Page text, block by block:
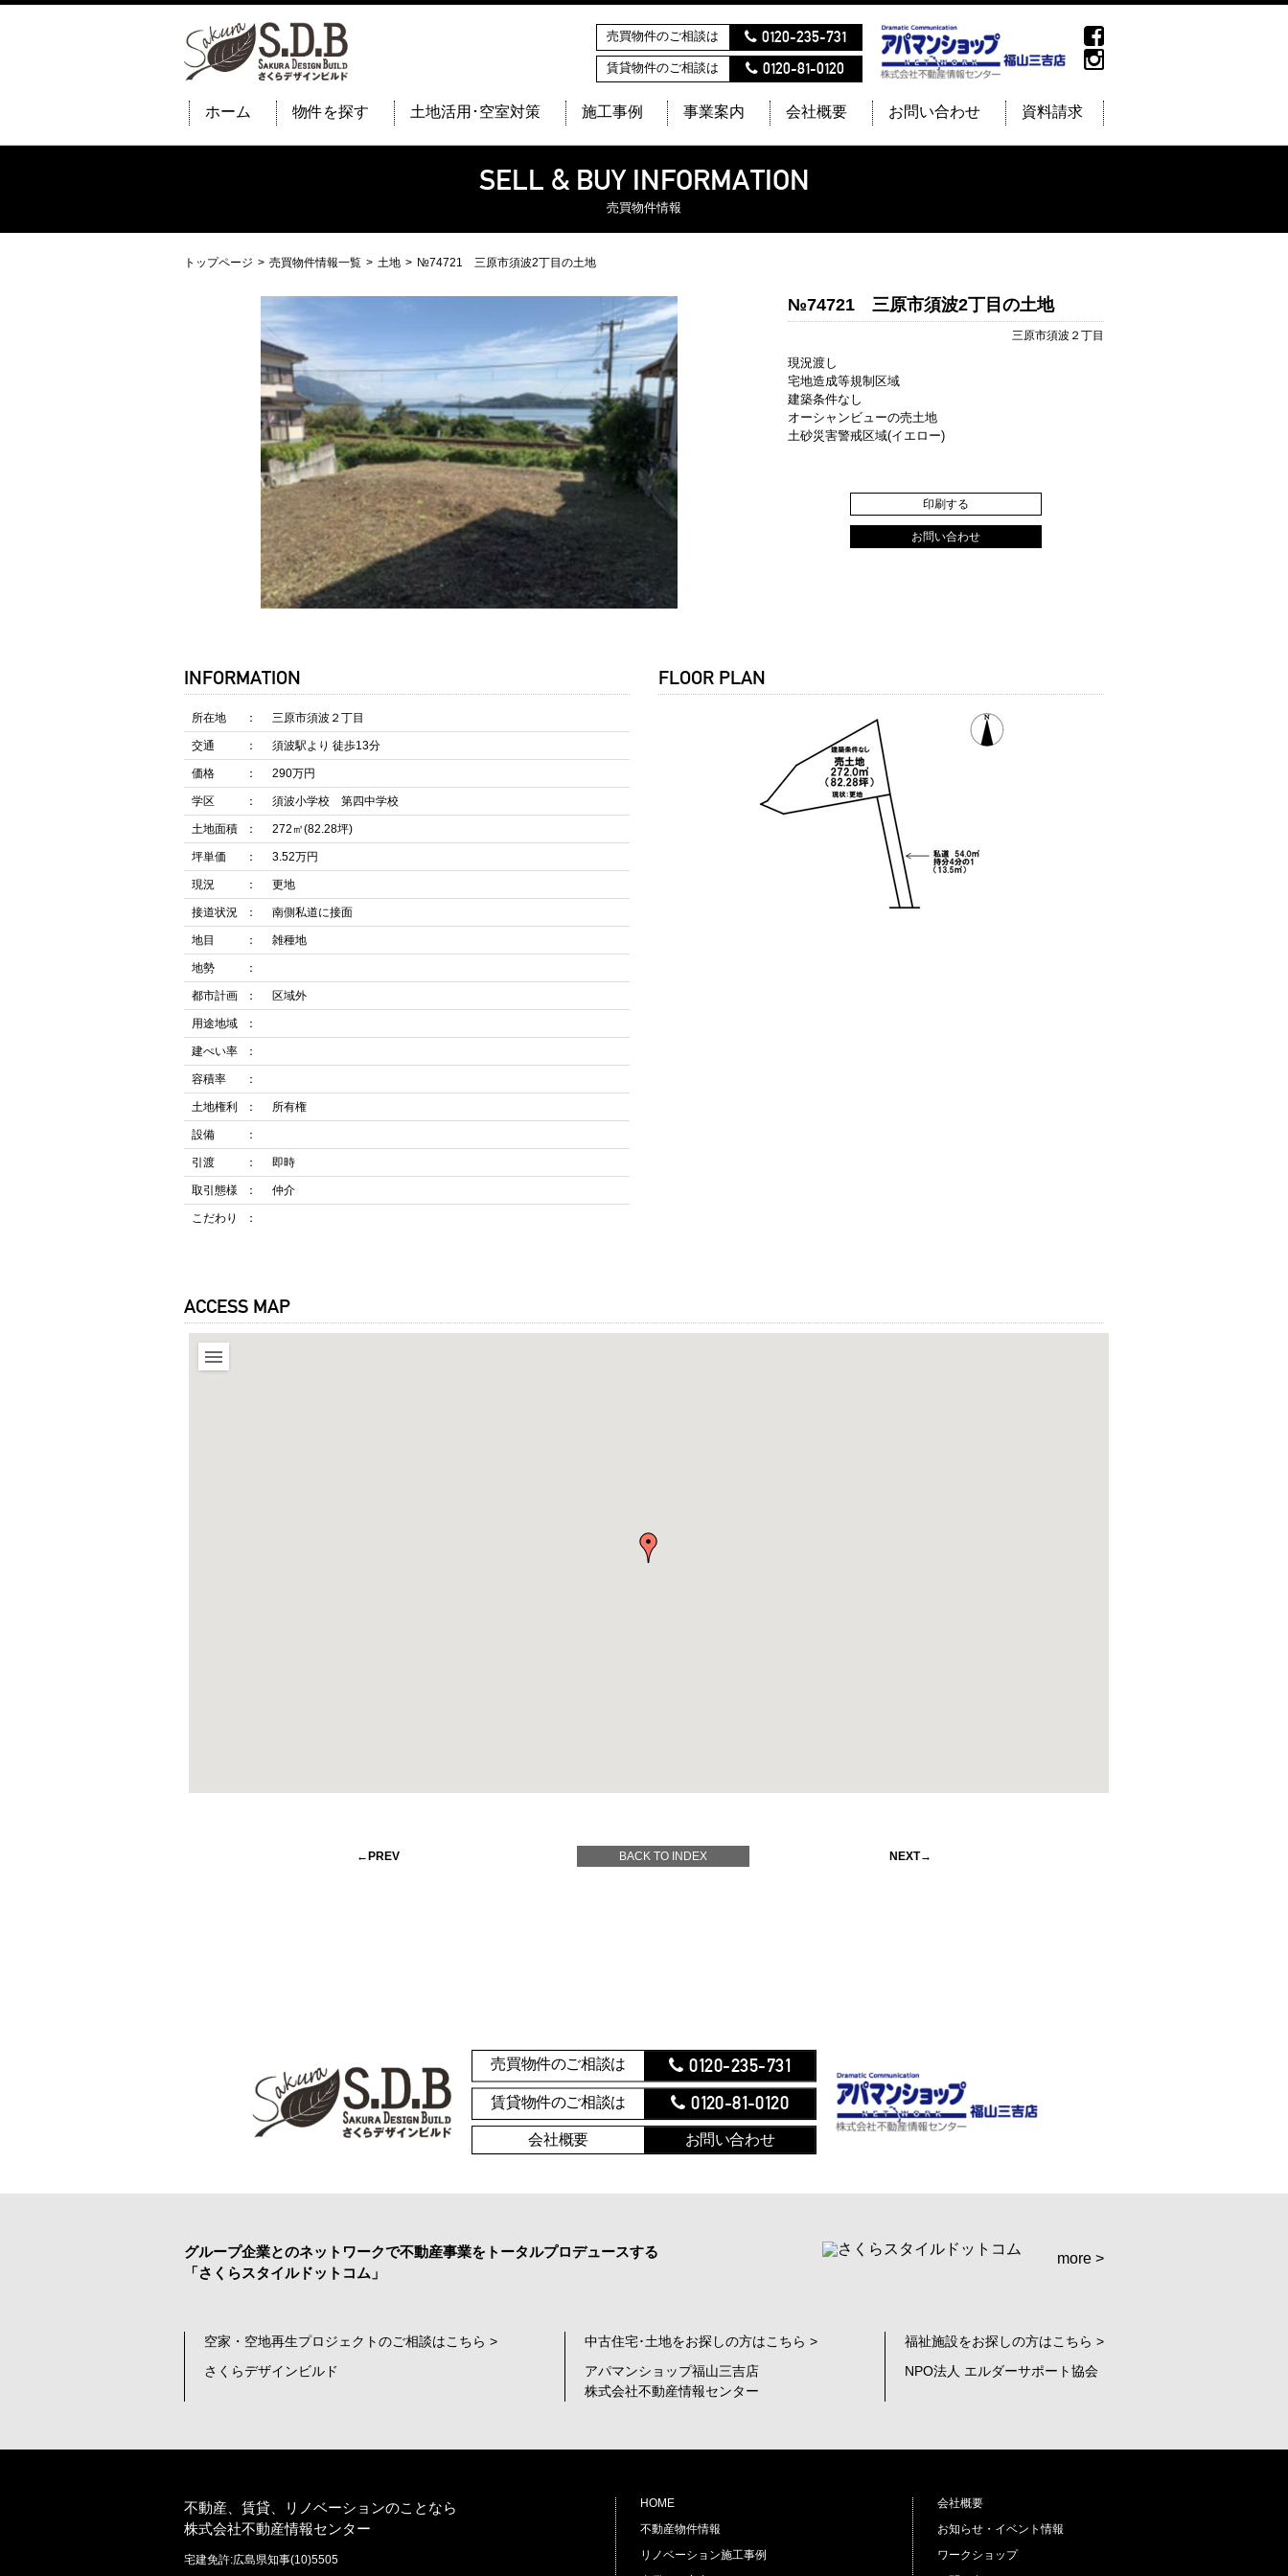
売買物件のご相談は 0120-235-731
賃貸物件のご相談は 0120-81-0120
ホーム 物件を探す 土地活用･空室対策 施工事例 事業案内 会社概要 お問い合わせ 資料請求
SELL & BUY INFORMATION
売買物件情報
トップページ 売買物件情報一覧 土地 №74721 三原市須波2丁目の土地
№74721 三原市須波2丁目の土地
三原市須波２丁目
現況渡し
宅地造成等規制区域
建築条件なし
オーシャンビューの売土地
土砂災害警戒区域(イエロー)
印刷する
お問い合わせ
INFORMATION
所在地 三原市須波２丁目
交通 須波駅より 徒歩13分
価格 290万円
学区 須波小学校 第四中学校
土地面積 272㎡(82.28坪)
坪単価 3.52万円
現況 更地
接道状況 南側私道に接面
地目 雑種地
地勢
都市計画 区域外
用途地域
建ぺい率
容積率
土地権利 所有権
設備
引渡 即時
取引態様 仲介
こだわり
FLOOR PLAN
ACCESS MAP
←PREV BACK TO INDEX NEXT→
売買物件のご相談は 0120-235-731
賃貸物件のご相談は 0120-81-0120
会社概要 お問い合わせ
グループ企業とのネットワークで不動産事業をトータルプロデュースする
「さくらスタイルドットコム」
more >
空家・空地再生プロジェクトのご相談はこちら >
さくらデザインビルド
中古住宅･土地をお探しの方はこちら >
アパマンショップ福山三吉店
株式会社不動産情報センター
福祉施設をお探しの方はこちら >
NPO法人 エルダーサポート協会
不動産、賃貸、リノベーションのことなら
株式会社不動産情報センター
宅建免許:広島県知事(10)5505
HOME
不動産物件情報
リノベーション施工事例
会社概要
お知らせ・イベント情報
ワークショップ